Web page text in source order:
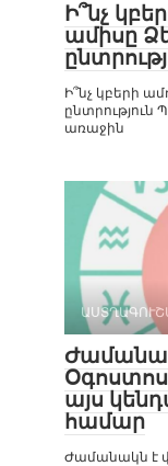
Ի՞նչ
ամիսը
Ի՞նչ կբերի
ընտրություն
առաջին
այս
համար
Ժամանակն է